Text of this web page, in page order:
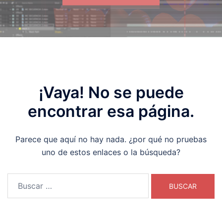
¡Vaya! No se puede
encontrar esa página.
Parece que aquí no hay nada. ¿por qué no pruebas
uno de estos enlaces o la búsqueda?